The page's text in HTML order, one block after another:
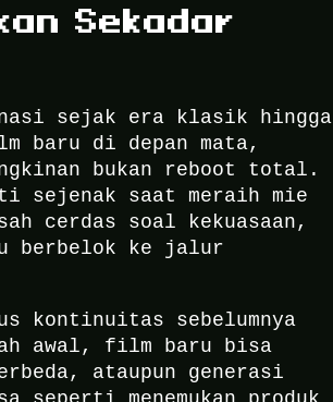
Sekadar
sejak era klasik hingga
baru di depan mata,
bukan reboot total.
sejenak saat meraih mie
cerdas soal kekuasaan,
berbelok ke jalur
kontinuitas sebelumnya
awal, film baru bisa
ataupun generasi